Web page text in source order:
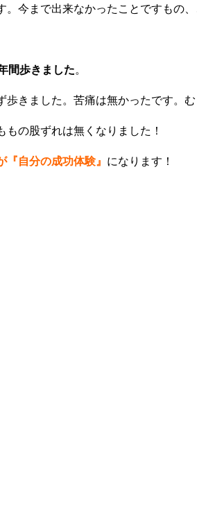
今まで出来なかったことですもの
間歩きました。
きました。苦痛は無かったです。
もの股ずれは無くなりました！
『自分の成功体験』 になります！